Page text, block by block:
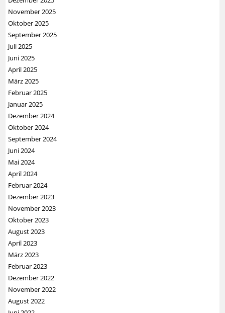
November 2025
Oktober 2025
September 2025
Juli 2025
Juni 2025
April 2025
März 2025
Februar 2025
Januar 2025
Dezember 2024
Oktober 2024
September 2024
Juni 2024
Mai 2024
April 2024
Februar 2024
Dezember 2023
November 2023
Oktober 2023
August 2023
April 2023
März 2023
Februar 2023
Dezember 2022
November 2022
August 2022